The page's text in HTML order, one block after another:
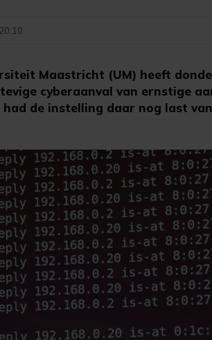
Maastricht (UM) heeft
cyberaanval van ernstige
de instelling daar nog last